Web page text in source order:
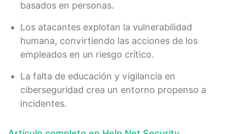
basados en personas.
Los atacantes explotan la vulnerabilidad
humana, convirtiendo las acciones de los
empleados en un riesgo crítico.
La falta de educación y vigilancia en
ciberseguridad crea un entorno propenso a
incidentes.